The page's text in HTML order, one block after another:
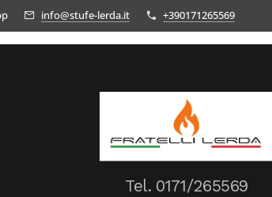
info@stufe-lerda.it +390171265569
Tel. 0171/265569